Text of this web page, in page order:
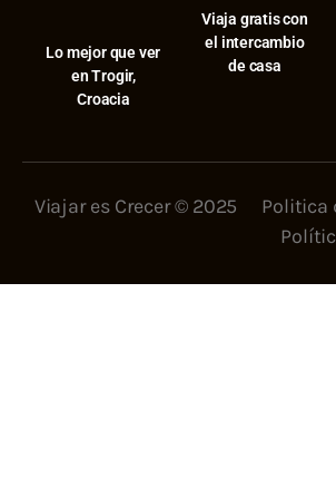
⁠Lo mejor que ver
en Trogir,
Croacia
Viaja gratis con
el intercambio
de casa
Viajar es Crecer © 2025 Politica